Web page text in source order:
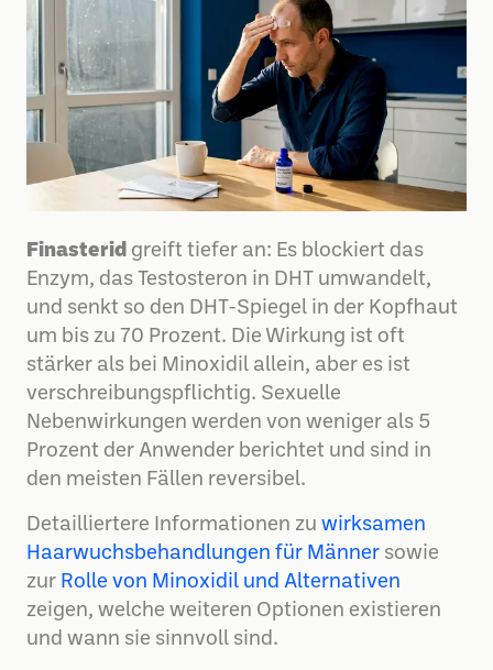
Finasterid greift tiefer an: Es blockiert das
Enzym, das Testosteron in DHT umwandelt,
und senkt so den DHT-Spiegel in der Kopfhaut
um bis zu 70 Prozent. Die Wirkung ist oft
stärker als bei Minoxidil allein, aber es ist
verschreibungspflichtig. Sexuelle
Nebenwirkungen werden von weniger als 5
Prozent der Anwender berichtet und sind in
den meisten Fällen reversibel.
Detailliertere Informationen zu wirksamen
Haarwuchsbehandlungen für Männer sowie
zur Rolle von Minoxidil und Alternativen
zeigen, welche weiteren Optionen existieren
und wann sie sinnvoll sind.